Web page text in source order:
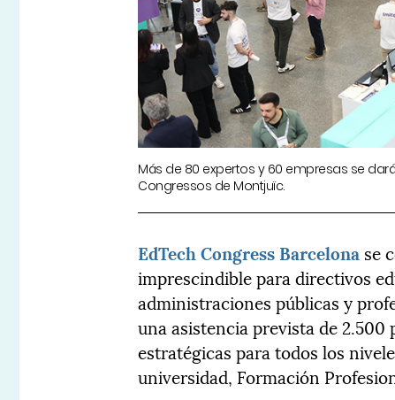
Más de 80 expertos y 60 empresas se
Congressos de Montjuïc.
EdTech Congress Barcelona se
imprescindible para directivos
administraciones públicas y
una asistencia prevista de
estratégicas para todos los
universidad, Formación